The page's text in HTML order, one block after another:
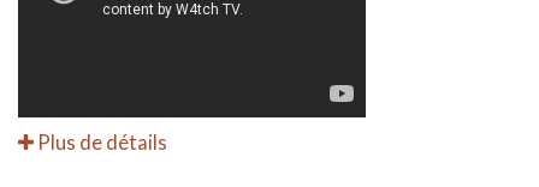
Plus de détails